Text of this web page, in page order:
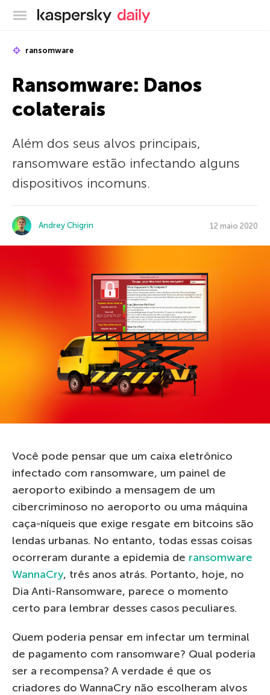
Blog oficial da Kaspersky
ransomware
Ransomware: Danos
colaterais
Além dos seus alvos principais,
ransomware estão infectando alguns
dispositivos incomuns.
Andrey Chigrin 12 maio 2020
Você pode pensar que um caixa eletrônico
infectado com ransomware, um painel de
aeroporto exibindo a mensagem de um
cibercriminoso no aeroporto ou uma máquina
caça-níqueis que exige resgate em bitcoins são
lendas urbanas. No entanto, todas essas coisas
ocorreram durante a epidemia de ransomware
WannaCry, três anos atrás. Portanto, hoje, no
Dia Anti-Ransomware, parece o momento
certo para lembrar desses casos peculiares.
Quem poderia pensar em infectar um terminal
de pagamento com ransomware? Qual poderia
ser a recompensa? A verdade é que os
criadores do WannaCry não escolheram alvos